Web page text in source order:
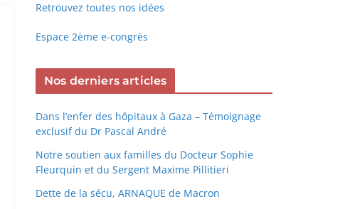
Retrouvez toutes nos idées
Espace 2ème e-congrès
Nos derniers articles
Dans l’enfer des hôpitaux à Gaza – Témoignage
exclusif du Dr Pascal André
Notre soutien aux familles du Docteur Sophie
Fleurquin et du Sergent Maxime Pillitieri
Dette de la sécu, ARNAQUE de Macron